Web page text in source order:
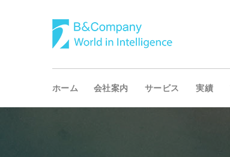
ホーム 会社案内 サービス 実績